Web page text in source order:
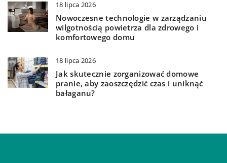
18 lipca 2026
Nowoczesne technologie w zarządzaniu
wilgotnością powietrza dla zdrowego i
komfortowego domu
18 lipca 2026
Jak skutecznie zorganizować domowe
pranie, aby zaoszczędzić czas i uniknąć
bałaganu?